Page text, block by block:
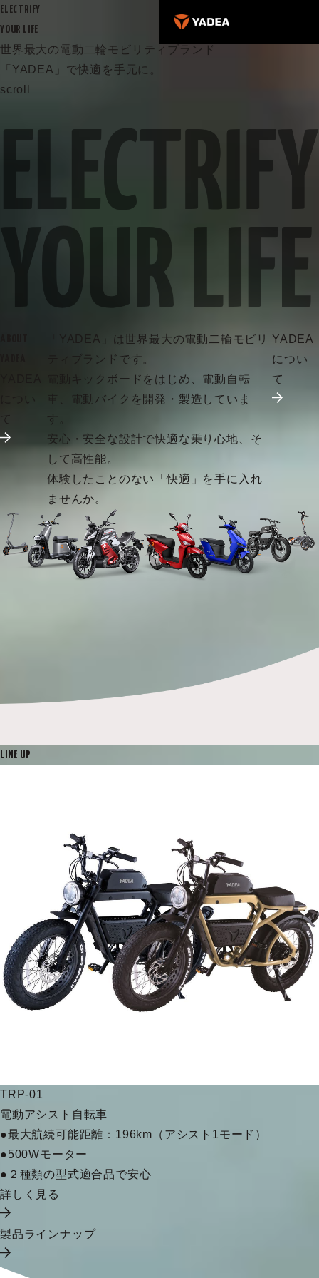
ELECTRIFY
YOUR LIFE
世界最大の電動二輪モビリティブランド
「YADEA」で快適を手元に。
scroll
て
「YADEA」は世界最大の電動二輪モビリ
ティブランドです。
電動キックボードをはじめ、電動自転
車、電動バイクを開発・製造していま
す。
安心・安全な設計で快適な乗り心地、そ
して高性能。
体験したことのない「快適」を手に入れ
ませんか。
YADEA
につい
て
LINE UP
TRP-01
電動アシスト自転車
●最大航続可能距離：196km（アシスト1モード）
●500Wモーター
●２種類の型式適合品で安心
詳しく見る
製品ラインナップ